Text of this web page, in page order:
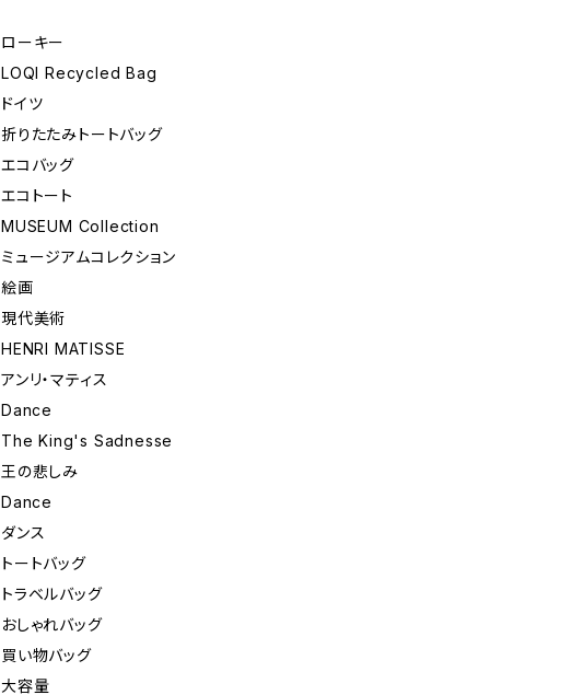
ローキー
LOQI Recycled Bag
ドイツ
折りたたみトートバッグ
エコバッグ
エコトート
MUSEUM Collection
ミュージアムコレクション
絵画
現代美術
HENRI MATISSE
アンリ・マティス
Dance
The King's Sadnesse
王の悲しみ
Dance
ダンス
トートバッグ
トラベルバッグ
おしゃれバッグ
買い物バッグ
大容量